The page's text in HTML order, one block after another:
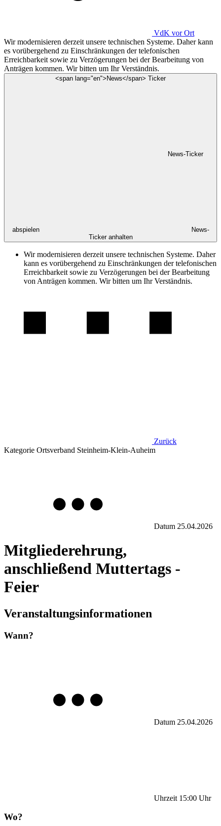
VdK vor Ort
Wir modernisieren derzeit unsere technischen Systeme. Daher kann
es vorübergehend zu Einschränkungen der telefonischen
Erreichbarkeit sowie zu Verzögerungen bei der Bearbeitung von
Anträgen kommen. Wir bitten um Ihr Verständnis.
<span lang="en">News</span> Ticker
News-Ticker
abspielen
News-
Ticker anhalten
Wir modernisieren derzeit unsere technischen Systeme. Daher
kann es vorübergehend zu Einschränkungen der telefonischen
Erreichbarkeit sowie zu Verzögerungen bei der Bearbeitung
von Anträgen kommen. Wir bitten um Ihr Verständnis.
Zurück
Kategorie Ortsverband Steinheim-Klein-Auheim
Datum 25.04.2026
Mitgliederehrung,
anschließend Muttertags -
Feier
Veranstaltungsinformationen
Wann?
Datum 25.04.2026
Uhrzeit 15:00 Uhr
Wo?